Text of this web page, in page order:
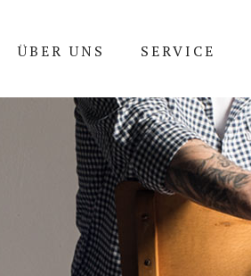
ÜBER UNS SERVICE